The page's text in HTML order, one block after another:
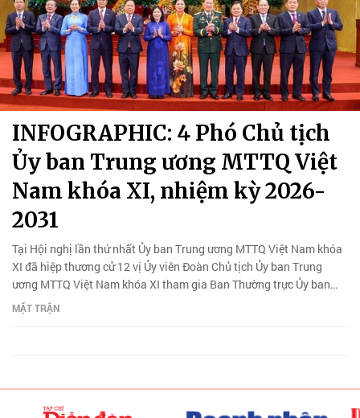
INFOGRAPHIC: 4 Phó Chủ tịch
Ủy ban Trung ương MTTQ Việt
Nam khóa XI, nhiệm kỳ 2026-
2031
Tại Hội nghị lần thứ nhất Ủy ban Trung ương MTTQ Việt Nam khóa
XI đã hiệp thương cử 12 vị Ủy viên Đoàn Chủ tịch Ủy ban Trung
ương MTTQ Việt Nam khóa XI tham gia Ban Thường trực Ủy ban
MTTQ VN khóa XI.
MẶT TRẬN